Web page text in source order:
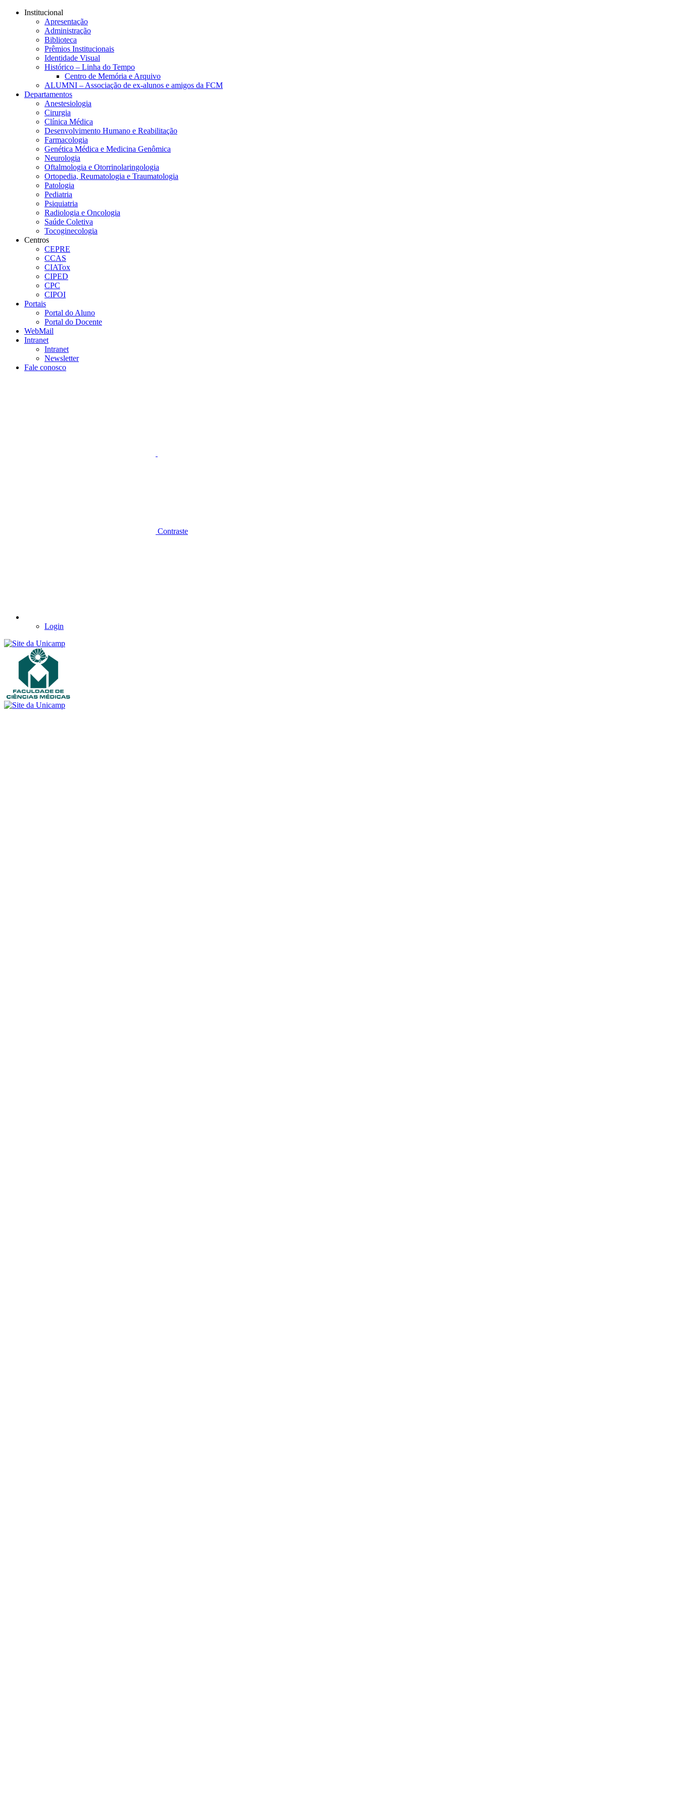
Conteúdo principal
Institucional
Apresentação
Administração
Biblioteca
Prêmios Institucionais
Identidade Visual
Histórico – Linha do Tempo
Centro de Memória e Arquivo
ALUMNI – Associação de ex-alunos e amigos da FCM
Departamentos
Anestesiologia
Cirurgia
Clínica Médica
Desenvolvimento Humano e Reabilitação
Farmacologia
Genética Médica e Medicina Genômica
Neurologia
Oftalmologia e Otorrinolaringologia
Ortopedia, Reumatologia e Traumatologia
Patologia
Pediatria
Psiquiatria
Radiologia e Oncologia
Saúde Coletiva
Tocoginecologia
Centros
CEPRE
CCAS
CIATox
CIPED
CPC
CIPOI
Portais
Portal do Aluno
Portal do Docente
WebMail
Intranet
Intranet
Newsletter
Fale conosco
Contraste
Login